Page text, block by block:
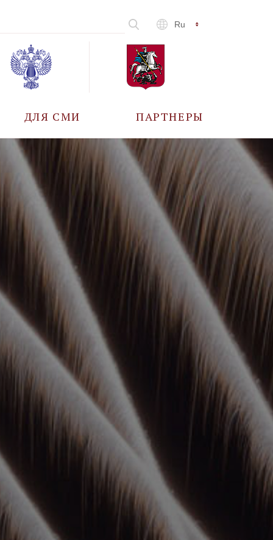
Ru
ДЛЯ СМИ
АККРЕДИТАЦИЯ
ПАРТНЕРЫ